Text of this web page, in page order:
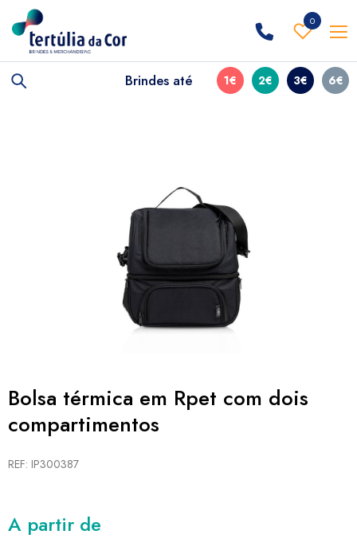
0
Brindes até 1€ 2€ 3€ 6€
Bolsa térmica em Rpet com dois
compartimentos
REF: IP300387
A partir de